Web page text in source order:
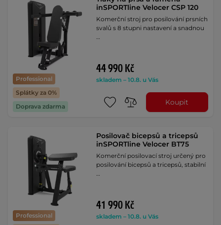
Professional
Splátky za 0%
Doprava zdarma
inSPORTline Velocer CSP 120
Komerční stroj pro posilování prsních
svalů s 8 stupni nastavení a snadnou
…
44 990 Kč
skladem – 10.8. u Vás
Koupit
Professional
Posilovač bicepsů a tricepsů
inSPORTline Velocer BT75
Komerční posilovací stroj určený pro
posilování bicepsů a tricepsů, stabilní
…
41 990 Kč
skladem – 10.8. u Vás